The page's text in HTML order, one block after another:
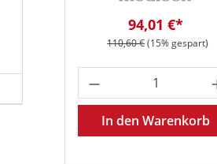
Verkaufspreis:
94,01 €*
Regulärer Preis:
110,60 €(15% gespart)
Produkt
In den Warenkorb